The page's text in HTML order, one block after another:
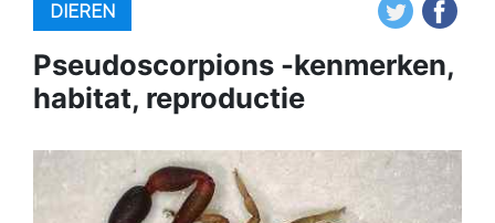
DIEREN
Pseudoscorpions -kenmerken,
habitat, reproductie